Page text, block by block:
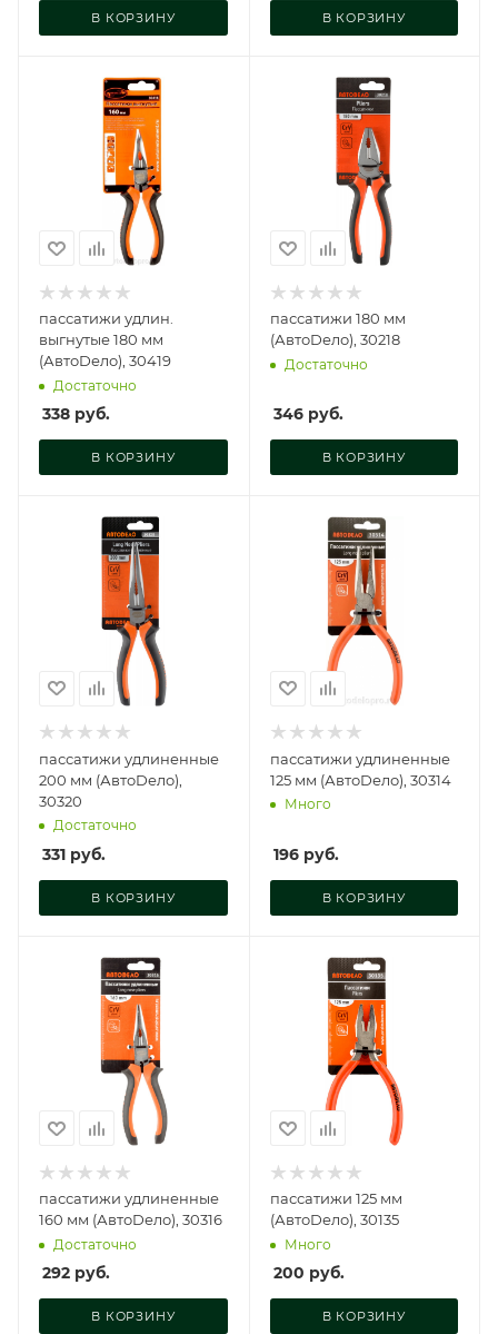
В КОРЗИНУ В КОРЗИНУ
пассатижи удлин.
выгнутые 180 мм
(АвтоDело), 30419
Достаточно
338 руб.
В КОРЗИНУ
пассатижи 180 мм
(АвтоDело), 30218
Достаточно
346руб.
В КОРЗИНУ
пассатижи удлиненные
200 мм (АвтоDело),
30320
Достаточно
331 руб.
В КОРЗИНУ
пассатижи удлиненные
125 мм (АвтоDело), 30314
Много
196руб.
В КОРЗИНУ
пассатижи удлиненные
160 мм (АвтоDело), 30316
Достаточно
292 руб.
В КОРЗИНУ
пассатижи 125 мм
(АвтоDело), 30135
Много
200 руб.
В КОРЗИНУ